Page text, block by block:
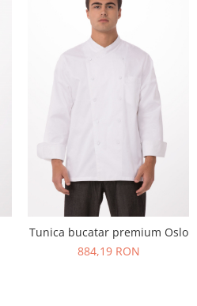
Tunica bucatar premium Oslo
884,19 RON